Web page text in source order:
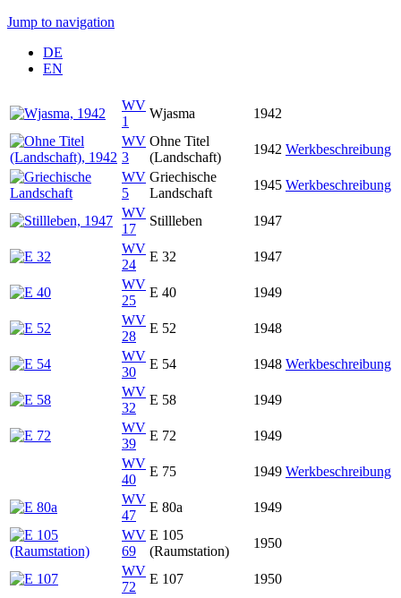
Jump to navigation
DE
EN
WV
1
Wjasma
1942
WV
3
Ohne Titel
(Landschaft)
1942 Werkbeschreibung
WV
5
Griechische
Landschaft
1945 Werkbeschreibung
WV
17
Stillleben
1947
WV
24
E 32
1947
WV
25
E 40
1949
WV
28
E 52
1948
WV
30
E 54 1948 Werkbeschreibung
WV
32
E 58
1949
WV
39
E 72
1949
WV
40
E 75 1949 Werkbeschreibung
WV
47
E 80a
1949
WV
69
E 105
(Raumstation)
1950
WV
72
E 107
1950